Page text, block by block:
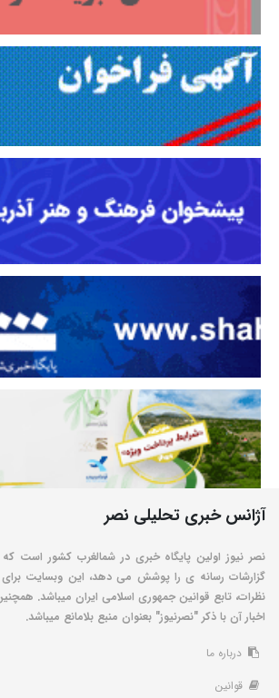
آژانس خبری تحلیلی نصر
نصر نیوز اولین پایگاه خبری در شمالغرب کشور است
گزارشات رسانه ی را پوشش می دهد، این وبسایت برای
نظرات، تابع قوانین جمهوری اسلامی ایران میباشد.
اخبار آن با ذکر "نصرنیوز" بعنوان منبع بلامانع میباشد.
درباره ما
قوانین